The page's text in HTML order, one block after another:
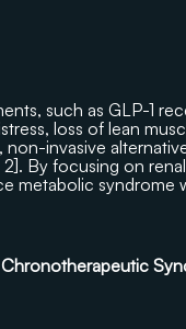
such as GLP-1
loss of lean
non-invasive
By focusing on
metabolic syndrome